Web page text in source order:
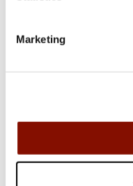
Marketing